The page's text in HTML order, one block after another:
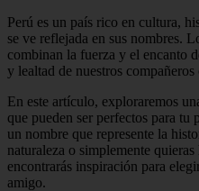
Perú es un país rico en cultura,
se ve reflejada en sus nombres.
combinan la fuerza y el encanto
y lealtad de nuestros compañeros
En este artículo, exploraremos
que pueden ser perfectos para tu
un nombre que represente la
naturaleza o simplemente
encontrarás inspiración para
amigo.